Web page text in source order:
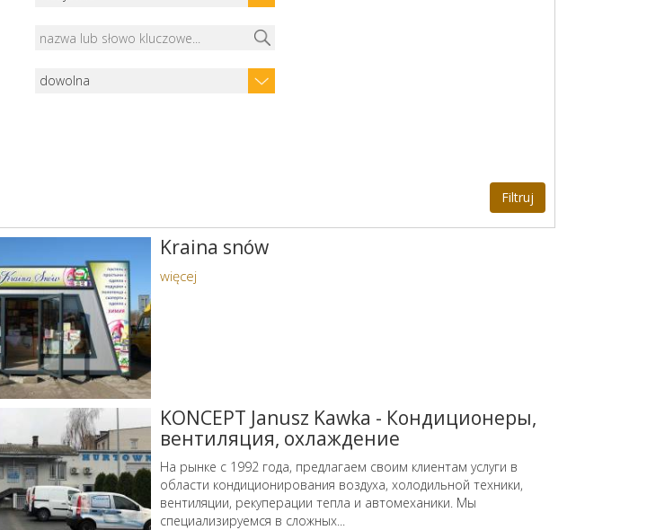
Kraina snów
więcej
KONCEPT Janusz Kawka - Кондиционеры,
вентиляция, охлаждение
На рынке с 1992 года, предлагаем своим клиентам услуги в
области кондиционирования воздуха, холодильной техники,
вентиляции, рекуперации тепла и автомеханики. Мы
специализируемся в сложных...